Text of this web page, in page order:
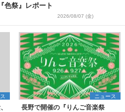
色祭』レポート
2026/08/07 (金)
ニュース
長野で開催の『りんご音楽祭